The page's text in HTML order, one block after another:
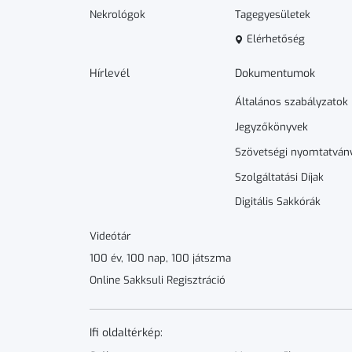
Nekrológok
Tagegyesületek
Elérhetőség
Hírlevél Dokumen­­tumok
Általános szabályzatok
Jegyzőkönyvek
Szövetségi
Szolgáltatási Díjak
Digitális Sakkórák
Videótár
100 év, 100 nap, 100 játszma
Online Sakksuli Regisztráció
Ifi oldaltérkép: